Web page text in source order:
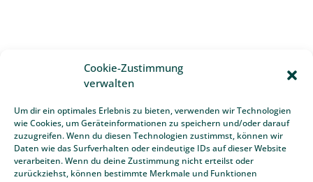
Cookie-Zustimmung
verwalten
Um dir ein optimales Erlebnis zu bieten, verwenden wir Technologien
wie Cookies, um Geräteinformationen zu speichern und/oder darauf
zuzugreifen. Wenn du diesen Technologien zustimmst, können wir
Daten wie das Surfverhalten oder eindeutige IDs auf dieser Website
verarbeiten. Wenn du deine Zustimmung nicht erteilst oder
zurückziehst, können bestimmte Merkmale und Funktionen